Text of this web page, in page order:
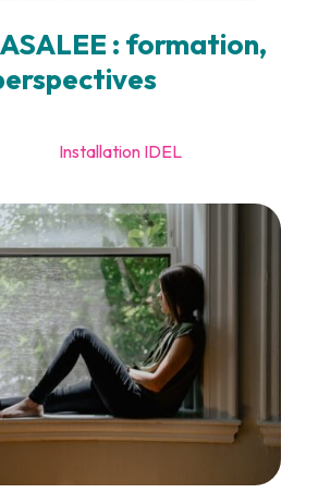
: formation,
Installation IDEL